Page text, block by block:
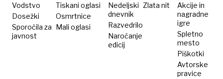
Vodstvo
Dosežki
Sporočila za
javnost
Tiskani oglasi
Osmrtnice
Mali oglasi
Nedeljski
dnevnik
Razvedrilo
Naročanje
edicij
Zlata nit
Akcije in
nagradne
igre
Spletno
mesto
Piškotki
Avtorske
pravice